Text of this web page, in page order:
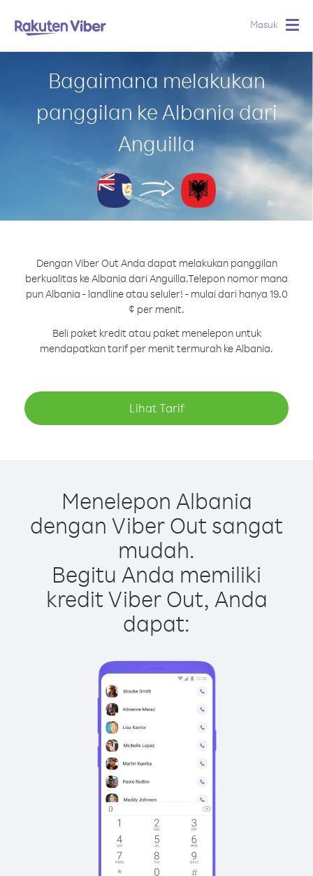
Masuk
Bagaimana melakukan
panggilan ke Albania dari
Anguilla
Dengan Viber Out Anda dapat melakukan panggilan
berkualitas ke Albania dari Anguilla.Telepon nomor mana
pun Albania - landline atau seluler! - mulai dari hanya 19.0
¢ per menit.
Beli paket kredit atau paket menelepon untuk
mendapatkan tarif per menit termurah ke Albania.
Lihat Tarif
Menelepon Albania
dengan Viber Out sangat
mudah.
Begitu Anda memiliki
kredit Viber Out, Anda
dapat: